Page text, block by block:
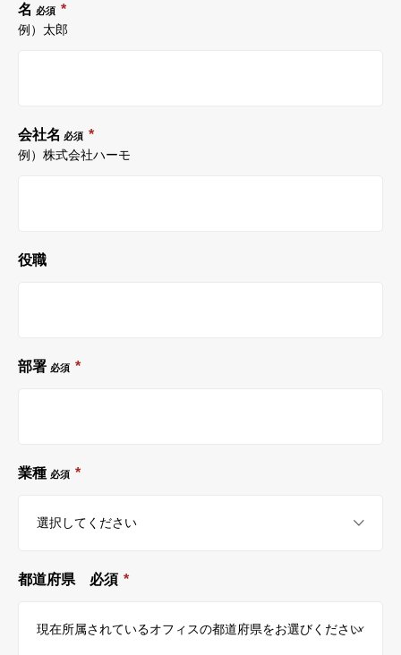
名 必須 *
例）太郎
会社名 必須 *
例）株式会社ハーモ
役職
部署 必須 *
業種 必須 *
都道府県 必須 *